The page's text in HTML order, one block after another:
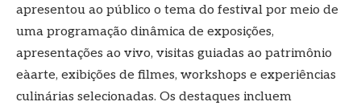
apresentou ao público o tema do festival por meio de
uma programação dinâmica de exposições,
apresentações ao vivo, visitas guiadas ao patrimônio
eàarte, exibições de filmes, workshops e experiências
culinárias selecionadas. Os destaques incluem